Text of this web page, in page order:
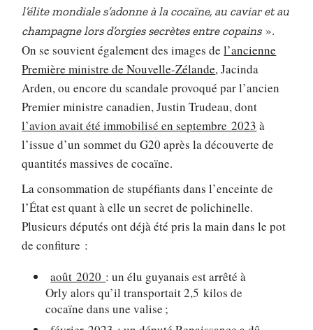
l’élite mondiale s’adonne à la cocaïne, au caviar et au
champagne lors d’orgies secrètes entre copains».
On se souvient également des images del’ancienne
Première ministre de Nouvelle-Zélande, Jacinda
Arden, ou encore du scandale provoqué par l’ancien
Premier ministre canadien, Justin Trudeau, dont
l’avion avait été immobilisé en septembre 2023 à
l’issue d’un sommet du G20 après la découverte de
quantités massives de cocaïne.
La consommation de stupéfiants dans l’enceinte de
l’État est quant à elle un secret de polichinelle.
Plusieurs députés ont déjà été pris la main dans le pot
de confiture :
août 2020 : un élu guyanais est arrêté à
Orly alors qu’il transportait 2,5 kilos de
cocaïne dans une valise ;